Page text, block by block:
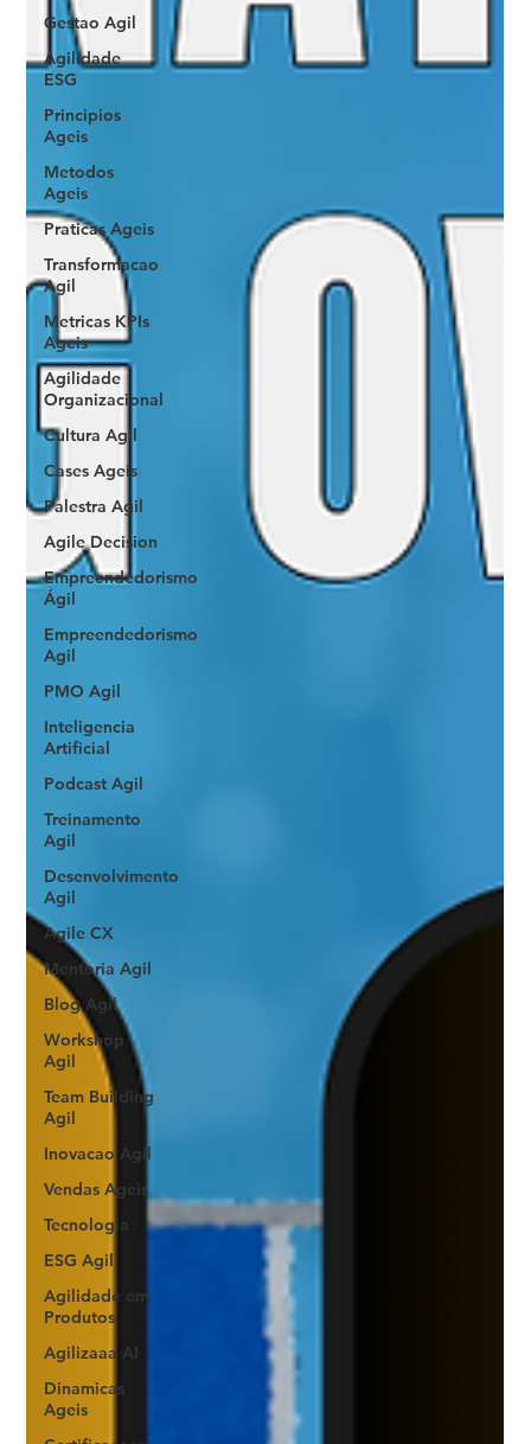
Gestao Agil
Agilidade
ESG
Principios
Ageis
Metodos
Ageis
Praticas Ageis
Transformacao
Agil
Metricas KPIs
Ageis
Agilidade
Organizacional
Cultura Agil
Cases Ageis
Palestra Agil
Agile Decision
Empreendedorismo
Ágil
Empreendedorismo
Agil
PMO Agil
Inteligencia
Artificial
Podcast Agil
Treinamento
Agil
Desenvolvimento
Agil
Agile CX
Mentoria Agil
Blog Agil
Workshop
Agil
Team Building
Agil
Inovacao Agil
Vendas Ageis
Tecnologia
ESG Agil
Agilidade em
Produtos
Agilizaaa AI
Dinamicas
Ageis